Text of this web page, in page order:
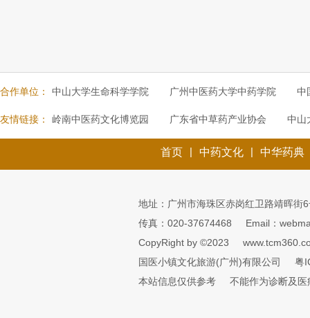
合作单位： 中山大学生命科学学院 广州中医药大学中药学院 中
友情链接： 岭南中医药文化博览园 广东省中草药产业协会 中山
首页 | 中药文化 | 中华药典
地址：广州市海珠区赤岗红卫路靖晖街
传真：020-37674468
Email：
CopyRight by ©2023
国医小镇文化旅游(广州)有限公司
粤
本站信息仅供参考
不能作为诊断及医